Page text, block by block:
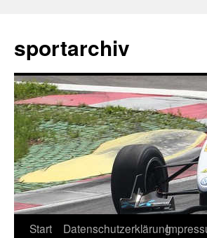
sportarchiv
Zum
Start Datenschutzerklärung